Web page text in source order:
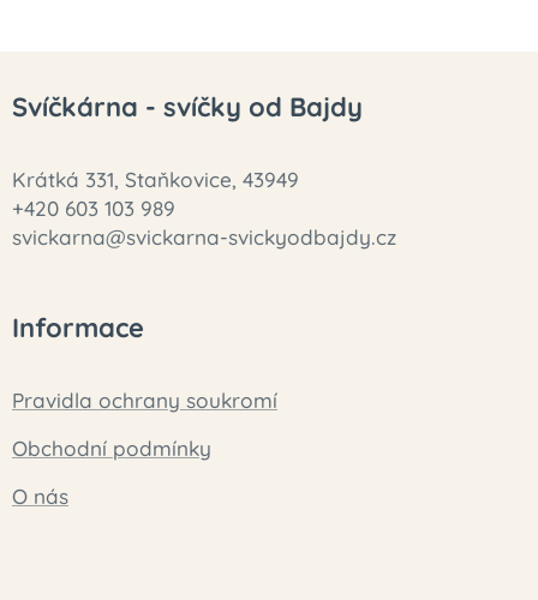
Svíčkárna - svíčky od Bajdy
Krátká 331, Staňkovice, 43949
+420 603 103 989
svickarna@svickarna-svickyodbajdy.cz
Informace
Pravidla ochrany soukromí
Obchodní podmínky
O nás